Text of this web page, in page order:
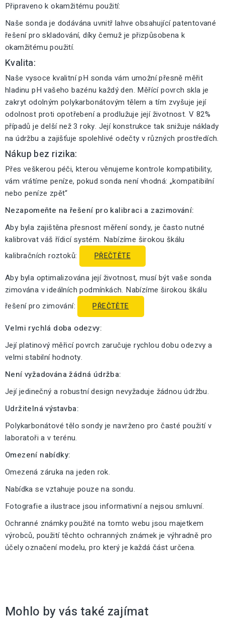
Připraveno k okamžitému použití:
Naše sonda je dodávána uvnitř lahve obsahující patentované
řešení pro skladování, díky čemuž je přizpůsobena k
okamžitému použití.
Kvalita:
Naše vysoce kvalitní pH sonda vám umožní přesně měřit
hladinu pH vašeho bazénu každý den. Měřící povrch skla je
zakryt odolným polykarbonátovým tělem a tím zvyšuje její
odolnost proti opotřebení a prodlužuje její životnost. V 82%
případů je delší než 3 roky. Její konstrukce tak snižuje náklady
na údržbu a zajišťuje spolehlivé odečty v různých prostředích.
Nákup bez rizika:
Přes veškerou péči, kterou věnujeme kontrole kompatibility,
vám vrátíme peníze, pokud sonda není vhodná: „kompatibilní
nebo peníze zpět“
Nezapomeňte na řešení pro kalibraci a zazimování:
Aby byla zajištěna přesnost měření sondy, je často nutné
kalibrovat váš řídicí systém. Nabízíme širokou škálu
kalibračních roztoků:
PŘEČTĚTE
Aby byla optimalizována její životnost, musí být vaše sonda
zimována v ideálních podmínkách. Nabízíme širokou škálu
řešení pro zimování:
PŘEČTĚTE
Velmi rychlá doba odezvy:
Její platinový měřicí povrch zaručuje rychlou dobu odezvy a
velmi stabilní hodnoty.
Není vyžadována žádná údržba:
Její jedinečný a robustní design nevyžaduje žádnou údržbu.
Udržitelná výstavba:
Polykarbonátové tělo sondy je navrženo pro časté použití v
laboratoři a v terénu.
Omezení nabídky:
Omezená záruka na jeden rok.
Nabídka se vztahuje pouze na sondu.
Fotografie a ilustrace jsou informativní a nejsou smluvní.
Ochranné známky použité na tomto webu jsou majetkem
výrobců, použití těchto ochranných známek je výhradně pro
účely označení modelu, pro který je každá část určena.
Mohlo by vás také zajímat